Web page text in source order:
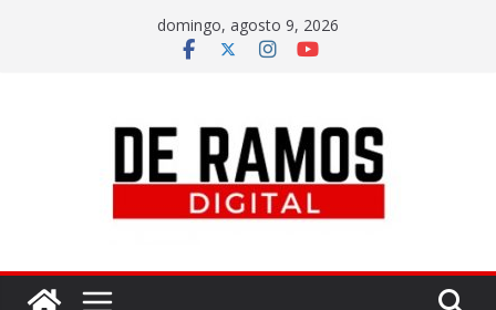
domingo, agosto 9, 2026